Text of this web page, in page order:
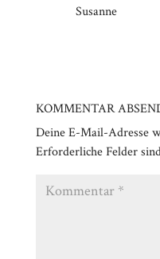
Susanne
KOMMENTAR
Deine E-Mail-Adresse
Erforderliche Felder